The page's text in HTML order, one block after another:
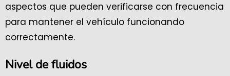
aspectos que pueden verificarse con frecuencia
para mantener el vehículo funcionando
correctamente.
Nivel de fluidos